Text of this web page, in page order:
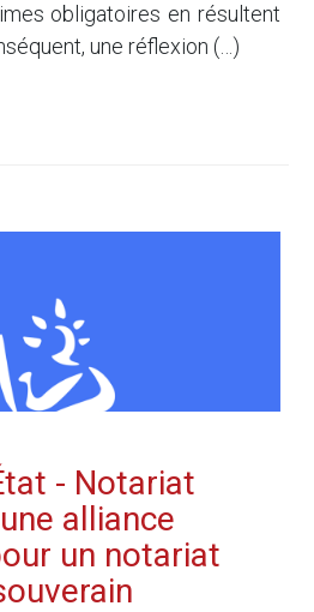
obligatoires en résultent
une réflexion (…)
- Notariat
alliance
un notariat